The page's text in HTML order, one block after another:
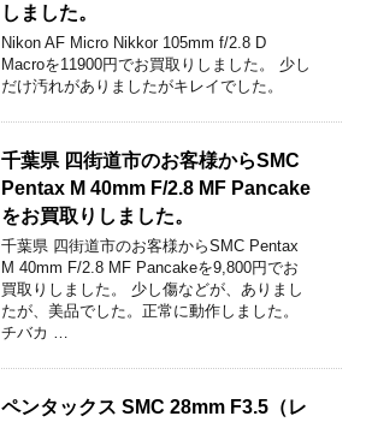
しました。
Nikon AF Micro Nikkor 105mm f/2.8 D
Macroを11900円でお買取りしました。 少し
だけ汚れがありましたがキレイでした。
千葉県 四街道市のお客様からSMC
Pentax M 40mm F/2.8 MF Pancake
をお買取りしました。
千葉県 四街道市のお客様からSMC Pentax
M 40mm F/2.8 MF Pancakeを9,800円でお
買取りしました。 少し傷などが、ありまし
たが、美品でした。正常に動作しました。
チバカ …
ペンタックス SMC 28mm F3.5（レ